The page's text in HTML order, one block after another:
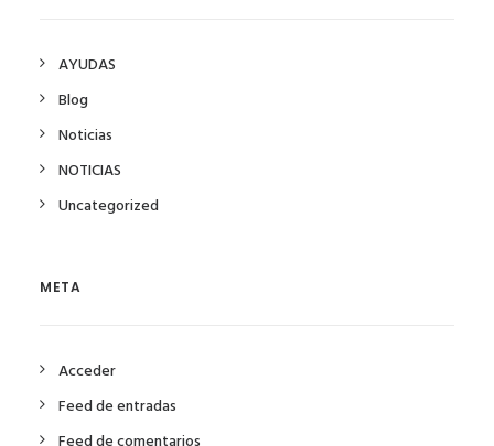
AYUDAS
Blog
Noticias
NOTICIAS
Uncategorized
META
Acceder
Feed de entradas